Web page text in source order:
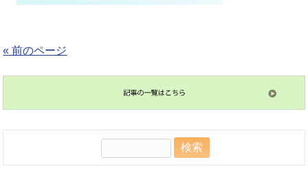
« 前のページ